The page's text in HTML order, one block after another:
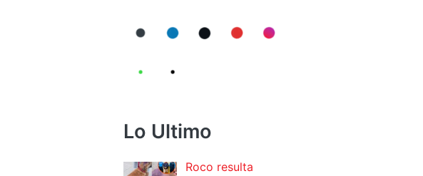
Lo Ultimo
Roco resulta